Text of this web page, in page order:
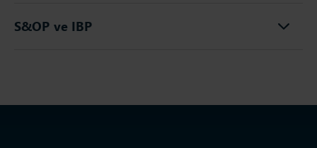
S&OP ve IBP